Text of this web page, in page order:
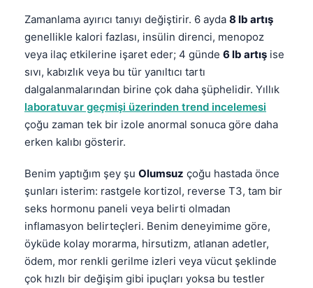
Zamanlama ayırıcı tanıyı değiştirir. 6 ayda 8 lb artış
genellikle kalori fazlası, insülin direnci, menopoz
veya ilaç etkilerine işaret eder; 4 günde 6 lb artış ise
sıvı, kabızlık veya bu tür yanıltıcı tartı
dalgalanmalarından birine çok daha şüphelidir. Yıllık
laboratuvar geçmişi üzerinden trend incelemesi
çoğu zaman tek bir izole anormal sonuca göre daha
erken kalıbı gösterir.
Benim yaptığım şey şu Olumsuz çoğu hastada önce
şunları isterim: rastgele kortizol, reverse T3, tam bir
seks hormonu paneli veya belirti olmadan
inflamasyon belirteçleri. Benim deneyimime göre,
öyküde kolay morarma, hirsutizm, atlanan adetler,
ödem, mor renkli gerilme izleri veya vücut şeklinde
çok hızlı bir değişim gibi ipuçları yoksa bu testler